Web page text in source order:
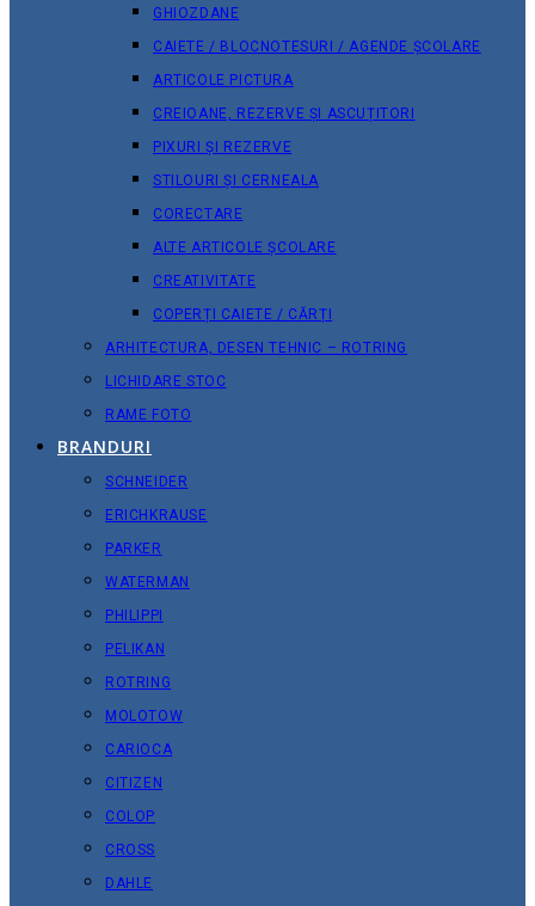
GHIOZDANE
CAIETE / BLOCNOTESURI / AGENDE ȘCOLARE
ARTICOLE PICTURA
CREIOANE, REZERVE ȘI ASCUȚITORI
PIXURI ȘI REZERVE
STILOURI ȘI CERNEALA
CORECTARE
ALTE ARTICOLE ȘCOLARE
CREATIVITATE
COPERȚI CAIETE / CĂRȚI
ARHITECTURA, DESEN TEHNIC – ROTRING
LICHIDARE STOC
RAME FOTO
BRANDURI
SCHNEIDER
ERICHKRAUSE
PARKER
WATERMAN
PHILIPPI
PELIKAN
ROTRING
MOLOTOW
CARIOCA
CITIZEN
COLOP
CROSS
DAHLE